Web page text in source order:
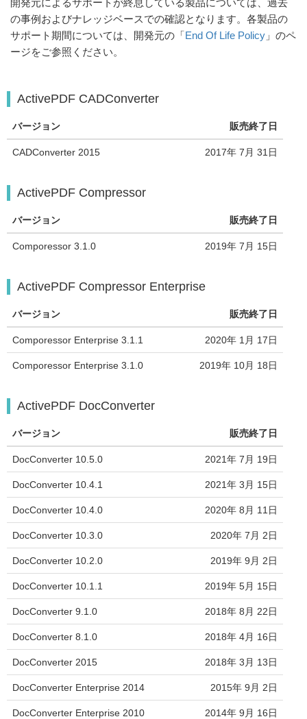
開発元によるサポートが終息している製品については、過去
の事例およびナレッジベースでの確認となります。各製品の
サポート期間については、開発元の「 End Of Life Policy 」のペ
ージをご参照ください。
ActivePDF CADConverter
バージョン 販売終了日
CADConverter 2015 2017年 7月 31日
ActivePDF Compressor
バージョン 販売終了日
Comporessor 3.1.0 2019年 7月 15日
ActivePDF Compressor Enterprise
バージョン 販売終了日
Comporessor Enterprise 3.1.1 2020年 1月 17日
Comporessor Enterprise 3.1.0 2019年 10月 18日
ActivePDF DocConverter
バージョン 販売終了日
DocConverter 10.5.0 2021年 7月 19日
DocConverter 10.4.1 2021年 3月 15日
DocConverter 10.4.0 2020年 8月 11日
DocConverter 10.3.0 2020年 7月 2日
DocConverter 10.2.0 2019年 9月 2日
DocConverter 10.1.1 2019年 5月 15日
DocConverter 9.1.0 2018年 8月 22日
DocConverter 8.1.0 2018年 4月 16日
DocConverter 2015 2018年 3月 13日
DocConverter Enterprise 2014 2015年 9月 2日
DocConverter Enterprise 2010 2014年 9月 16日